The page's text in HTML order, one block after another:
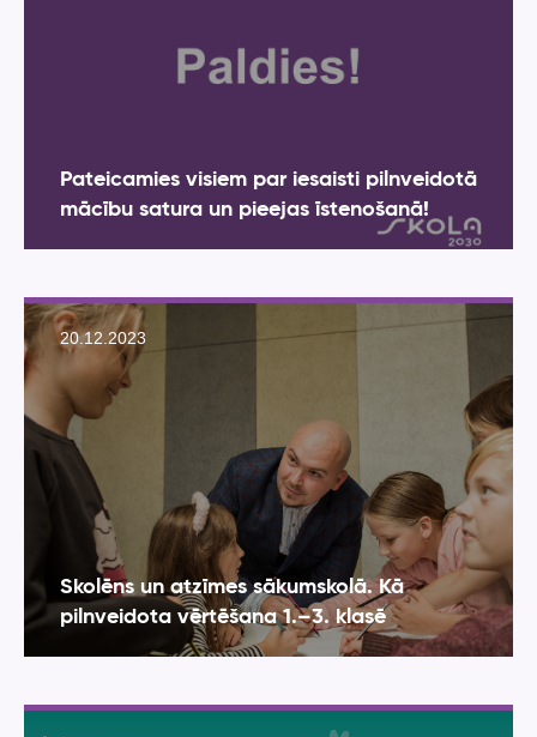
Pateicamies visiem par iesaisti pilnveidotā
mācību satura un pieejas īstenošanā!
20.12.2023
Skolēns un atzīmes sākumskolā. Kā
pilnveidota vērtēšana 1.–3. klasē